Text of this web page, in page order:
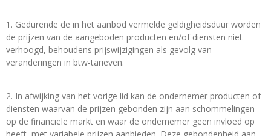
1. Gedurende de in het aanbod vermelde geldigheidsduur worden
de prijzen van de aangeboden producten en/of diensten niet
verhoogd, behoudens prijswijzigingen als gevolg van
veranderingen in btw-tarieven.
2. In afwijking van het vorige lid kan de ondernemer producten of
diensten waarvan de prijzen gebonden zijn aan schommelingen
op de financiële markt en waar de ondernemer geen invloed op